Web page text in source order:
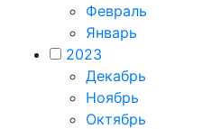
Февраль
Январь
2023
Декабрь
Ноябрь
Октябрь